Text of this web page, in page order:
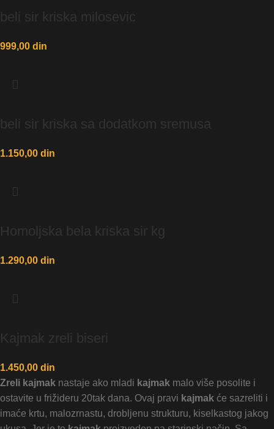
beli sir kriska milosevic
999,00 din
beli sir kriska sa dodatkom sremusa
1.150,00 din
Homoljska bela kriska sir kg
1.290,00 din
Kajmak zreli biseri
1.450,00 din
Zreli kajmak nastaje ako mladi kajmak malo više posolite i
ostavite u frižideru 20tak dana. Ovaj pravi kajmak će sazreliti i
imaće krtu, malozrnastu, drobljenu strukturu, kiselkastog jakog